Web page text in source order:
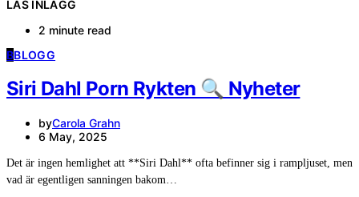
LÄS INLÄGG
2 minute read
BBLOGG
Siri Dahl Porn Rykten 🔍 Nyheter
byCarola Grahn
6 May, 2025
Det är ingen hemlighet att **Siri Dahl** ofta befinner sig i rampljuset, men
vad är egentligen sanningen bakom…